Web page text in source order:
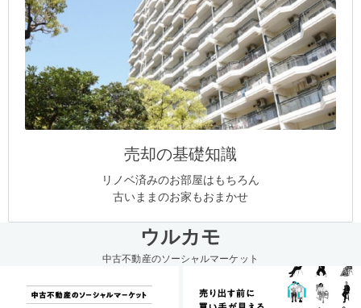
売却の基礎知識
リノベ済みのお部屋はもちろん
古いままのお家もおまかせ
ウルカモ
中古不動産のソーシャルマーケット